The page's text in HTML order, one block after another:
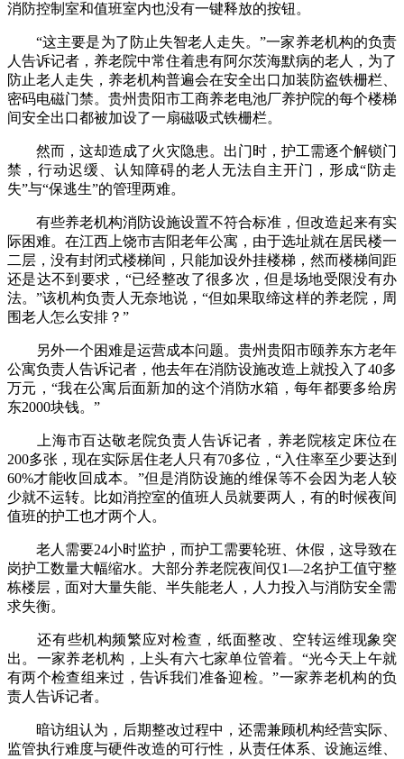
消防控制室和值班室内也没有一键释放的按钮。
“这主要是为了防止失智老人走失。”一家养老机构的负责
人告诉记者，养老院中常住着患有阿尔茨海默病的老人，为了
防止老人走失，养老机构普遍会在安全出口加装防盗铁栅栏、
密码电磁门禁。贵州贵阳市工商养老电池厂养护院的每个楼梯
间安全出口都被加设了一扇磁吸式铁栅栏。
然而，这却造成了火灾隐患。出门时，护工需逐个解锁门
禁，行动迟缓、认知障碍的老人无法自主开门，形成“防走
失”与“保逃生”的管理两难。
有些养老机构消防设施设置不符合标准，但改造起来有实
际困难。在江西上饶市吉阳老年公寓，由于选址就在居民楼一
二层，没有封闭式楼梯间，只能加设外挂楼梯，然而楼梯间距
还是达不到要求，“已经整改了很多次，但是场地受限没有办
法。”该机构负责人无奈地说，“但如果取缔这样的养老院，周
围老人怎么安排？”
另外一个困难是运营成本问题。贵州贵阳市颐养东方老年
公寓负责人告诉记者，他去年在消防设施改造上就投入了40多
万元，“我在公寓后面新加的这个消防水箱，每年都要多给房
东2000块钱。”
上海市百达敬老院负责人告诉记者，养老院核定床位在
200多张，现在实际居住老人只有70多位，“入住率至少要达到
60%才能收回成本。”但是消防设施的维保等不会因为老人较
少就不运转。比如消控室的值班人员就要两人，有的时候夜间
值班的护工也才两个人。
老人需要24小时监护，而护工需要轮班、休假，这导致在
岗护工数量大幅缩水。大部分养老院夜间仅1—2名护工值守整
栋楼层，面对大量失能、半失能老人，人力投入与消防安全需
求失衡。
还有些机构频繁应对检查，纸面整改、空转运维现象突
出。一家养老机构，上头有六七家单位管着。“光今天上午就
有两个检查组来过，告诉我们准备迎检。”一家养老机构的负
责人告诉记者。
暗访组认为，后期整改过程中，还需兼顾机构经营实际、
监管执行难度与硬件改造的可行性，从责任体系、设施运维、